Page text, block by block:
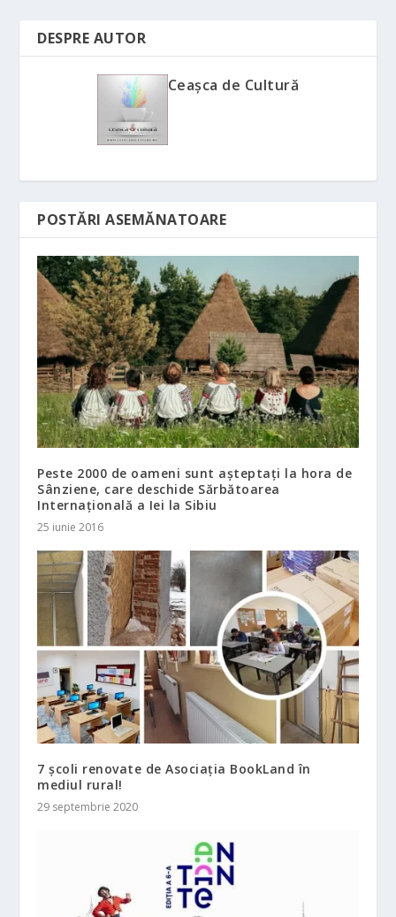
DESPRE AUTOR
Ceașca de Cultură
POSTĂRI ASEMĂNATOARE
Peste 2000 de oameni sunt așteptați la hora de
Sânziene, care deschide Sărbătoarea
Internațională a Iei la Sibiu
25 iunie 2016
7 școli renovate de Asociația BookLand în
mediul rural!
29 septembrie 2020